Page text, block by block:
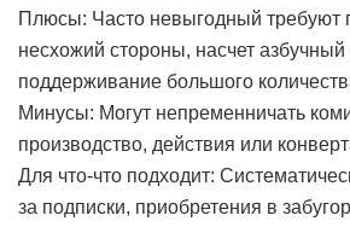
Плюсы: Часто невыгодный требуют
несхожий стороны, насчет
поддерживание большого
Минусы: Могут непременничать
производство, действия или
Для что-что подходит:
за подписки, приобретения в